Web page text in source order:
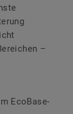
–
EcoBase-